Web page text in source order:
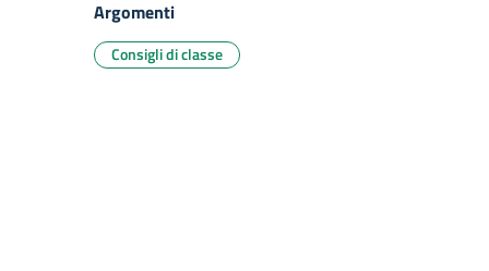
Argomenti
Consigli di classe